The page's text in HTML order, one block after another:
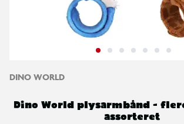
DINO WORLD
Dino World plysarmbånd -
assorteret